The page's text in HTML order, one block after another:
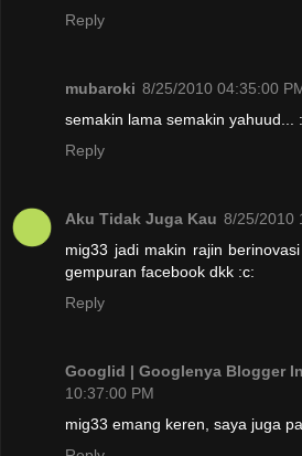
Reply
mubaroki 8/25/2010 04:35:00
semakin lama semakin yahuud...
Reply
Aku Tidak Juga Kau 8/25/2010
mig33 jadi makin rajin
gempuran facebook dkk :c:
Reply
Googlid | Googlenya Blogger
10:37:00 PM
mig33 emang keren, saya juga